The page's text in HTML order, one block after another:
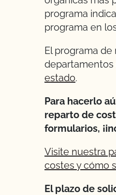
programa
programa en
El programa
departamentos
estado.
Para hacerlo
reparto de
formularios,
Visite nuestra
costes y cómo
El plazo de